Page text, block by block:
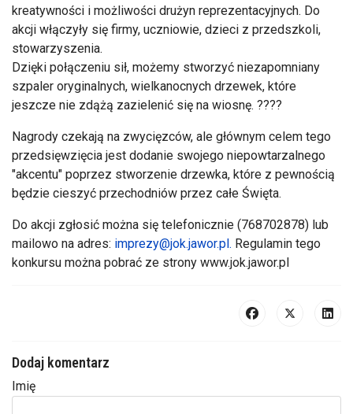
kreatywności i możliwości drużyn reprezentacyjnych. Do
akcji włączyły się firmy, uczniowie, dzieci z przedszkoli,
stowarzyszenia.
Dzięki połączeniu sił, możemy stworzyć niezapomniany
szpaler oryginalnych, wielkanocnych drzewek, które
jeszcze nie zdążą zazielenić się na wiosnę. ????
Nagrody czekają na zwycięzców, ale głównym celem tego
przedsięwzięcia jest dodanie swojego niepowtarzalnego
"akcentu" poprzez stworzenie drzewka, które z pewnością
będzie cieszyć przechodniów przez całe Święta.
Do akcji zgłosić można się telefonicznie (768702878) lub
mailowo na adres: imprezy@jok.jawor.pl. Regulamin tego
konkursu można pobrać ze strony www.jok.jawor.pl
Dodaj komentarz
Imię